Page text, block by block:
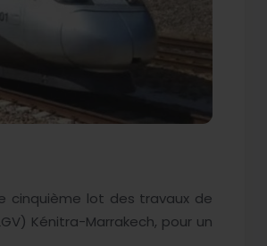
cinquième lot des travaux de
Kénitra-Marrakech, pour un